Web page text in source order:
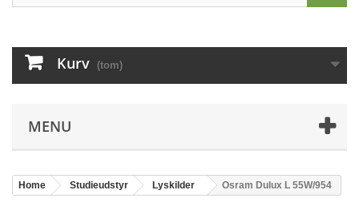
Kurv (tom)
MENU
Home Studieudstyr Lyskilder Osram Dulux L 55W/954